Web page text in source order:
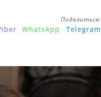
Поделиться:
WhatsApp Telegram